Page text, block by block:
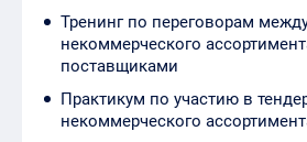
Тренинг по переговорам
некоммерческого
поставщиками
Практикум по участию в
некоммерческого